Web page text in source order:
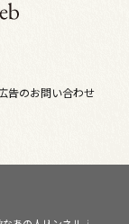
告のお問い合わせ